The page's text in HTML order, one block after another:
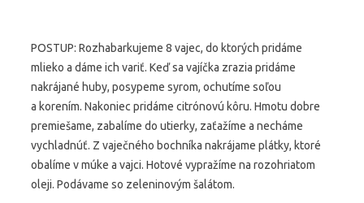
POSTUP: Rozhabarkujeme 8 vajec, do ktorých pridáme
mlieko a dáme ich variť. Keď sa vajíčka zrazia pridáme
nakrájané huby, posypeme syrom, ochutíme soľou
a korením. Nakoniec pridáme citrónovú kôru. Hmotu dobre
premiešame, zabalíme do utierky, zaťažíme a necháme
vychladnúť. Z vaječného bochníka nakrájame plátky, ktoré
obalíme v múke a vajci. Hotové vypražíme na rozohriatom
oleji. Podávame so zeleninovým šalátom.